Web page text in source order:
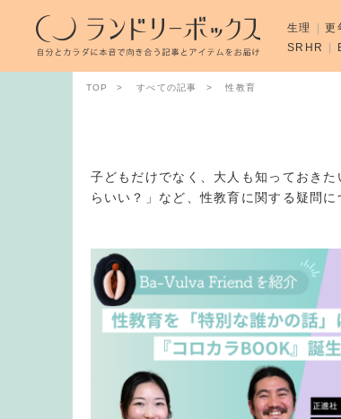
TOP すべての記事 性教育
子どもだけでなく、大人も知っておき
らいい？」など、性教育に関する疑問
生理 更
SRHR